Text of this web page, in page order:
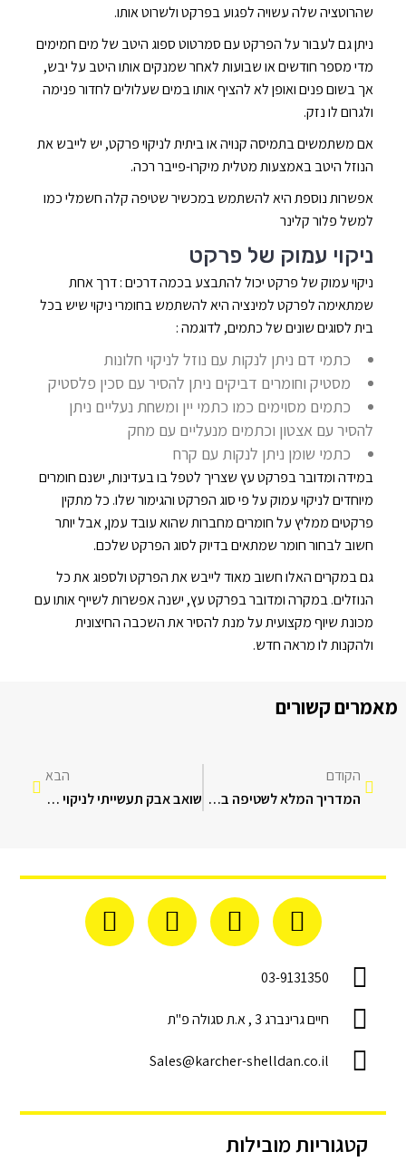
שהרוטציה שלה עשויה לפגוע בפרקט ולשרוט אותו.
ניתן גם לעבור על הפרקט עם סמרטוט ספוג היטב של מים חמימים
מדי מספר חודשים או שבועות לאחר שמנקים אותו היטב על יבש,
אך בשום פנים ואופן לא להציף אותו במים שעלולים לחדור פנימה
ולגרום לו נזק.
אם משתמשים בתמיסה קנויה או ביתית לניקוי פרקט, יש לייבש את
הנוזל היטב באמצעות מטלית מיקרו-פייבר רכה.
אפשרות נוספת היא להשתמש במכשיר שטיפה קלה חשמלי כמו
למשל פלור קלינר
ניקוי עמוק של פרקט
ניקוי עמוק של פרקט יכול להתבצע בכמה דרכים : דרך אחת
שמתאימה לפרקט למינציה היא להשתמש בחומרי ניקוי שיש בכל
בית לסוגים שונים של כתמים, לדוגמה :
כתמי דם ניתן לנקות עם נוזל לניקוי חלונות
מסטיק וחומרים דביקים ניתן להסיר עם סכין פלסטיק
כתמים מסוימים כמו כתמי יין ומשחת נעליים ניתן
להסיר עם אצטון וכתמים מנעליים עם מחק
כתמי שומן ניתן לנקות עם קרח
במידה ומדובר בפרקט עץ שצריך לטפל בו בעדינות, ישנם חומרים
מיוחדים לניקוי עמוק על פי סוג הפרקט והגימור שלו. כל מתקין
פרקטים ממליץ על חומרים מחברות שהוא עובד עמן, אבל יותר
חשוב לבחור חומר שמתאים בדיוק לסוג הפרקט שלכם.
גם במקרים האלו חשוב מאוד לייבש את הפרקט ולספוג את כל
הנוזלים. במקרה ומדובר בפרקט עץ, ישנה אפשרות לשייף אותו עם
מכונת שיוף מקצועית על מנת להסיר את השכבה החיצונית
ולהקנות לו מראה חדש.
מאמרים קשורים
הקודם
המדריך המלא לשטיפה בלחץ גבוה
הבא
שואב אבק תעשייתי לניקוי מושלם של השיש
03-9131350
חיים גרינברג 3 , א.ת סגולה פ"ת
Sales@karcher-shelldan.co.il
קטגוריות מובילות